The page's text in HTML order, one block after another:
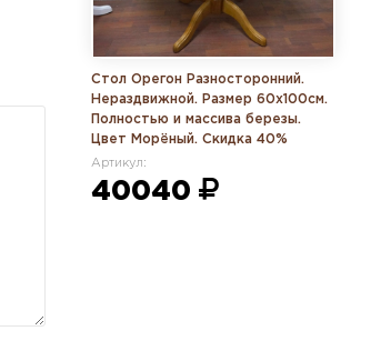
Стол Орегон Разносторонний.
Нераздвижной. Размер 60х100см.
Полностью и массива березы.
Цвет Морёный. Скидка 40%
Артикул:
40040